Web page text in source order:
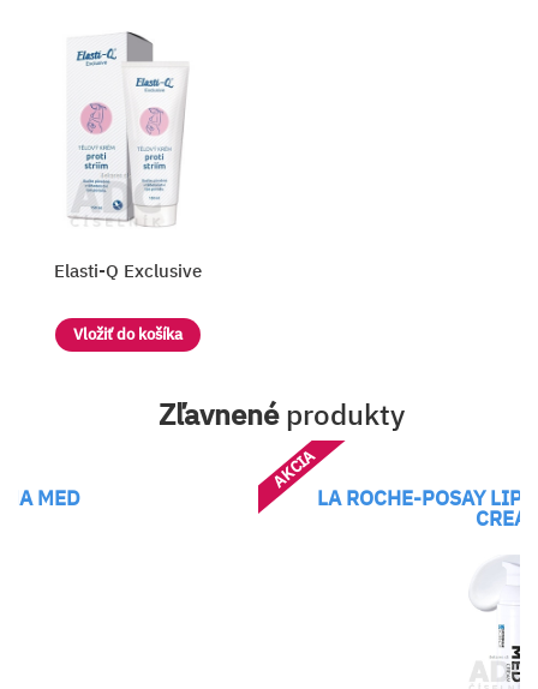
Elasti-Q Exclusive
Vložiť do košíka
Zľavnenéprodukty
MED LA ROCHE-POSAY
AKCIA